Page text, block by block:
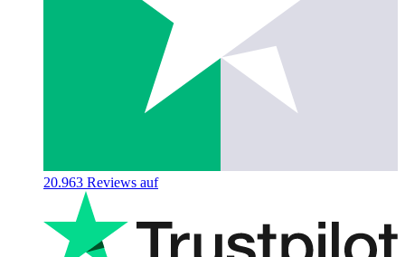
20.963 Reviews auf